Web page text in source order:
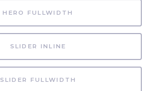
HERO FULLWIDTH
SLIDER INLINE
SLIDER FULLWIDTH